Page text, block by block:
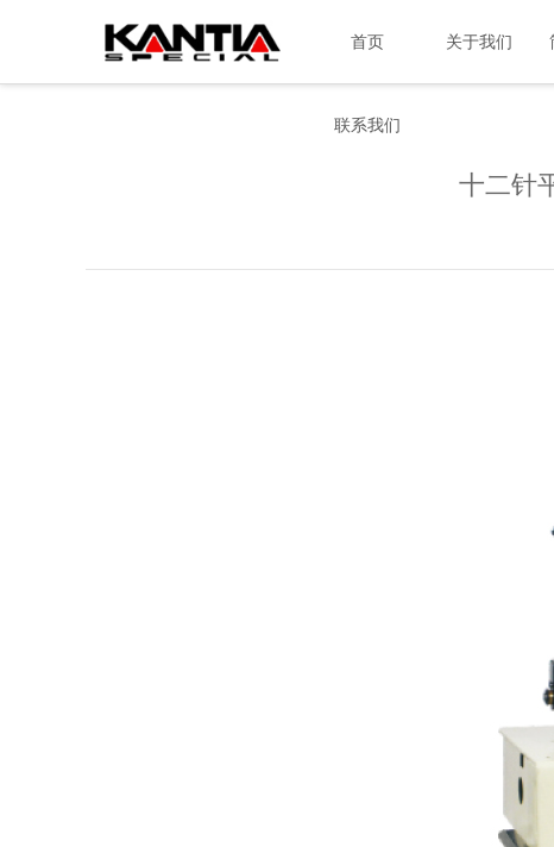
首页 关于我们
联系我们
十二针